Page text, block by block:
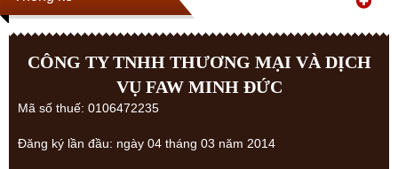
CÔNG TY TNHH THƯƠNG MẠI VÀ DỊCH
VỤ FAW MINH ĐỨC
Mã số thuế: 0106472235
Đăng ký lần đầu: ngày 04 tháng 03 năm 2014